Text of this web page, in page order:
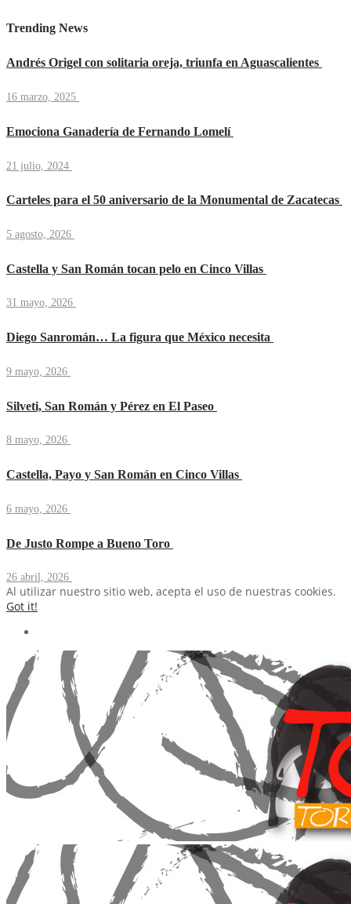
Trending News
Andrés Origel con solitaria oreja, triunfa en Aguascalientes
16 marzo, 2025
Emociona Ganadería de Fernando Lomelí
21 julio, 2024
Carteles para el 50 aniversario de la Monumental de Zacatecas
5 agosto, 2026
Castella y San Román tocan pelo en Cinco Villas
31 mayo, 2026
Diego Sanromán… La figura que México necesita
9 mayo, 2026
Silveti, San Román y Pérez en El Paseo
8 mayo, 2026
Castella, Payo y San Román en Cinco Villas
6 mayo, 2026
De Justo Rompe a Bueno Toro
26 abril, 2026
Al utilizar nuestro sitio web, acepta el uso de nuestras cookies.
Got it!